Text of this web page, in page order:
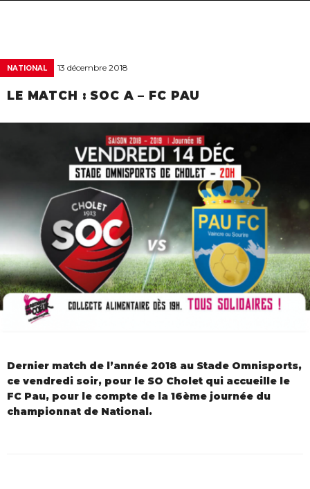
NATIONAL 13 décembre 2018
LE MATCH : SOC A – FC PAU
Dernier match de l’année 2018 au Stade Omnisports,
ce vendredi soir, pour le SO Cholet qui accueille le
FC Pau, pour le compte de la 16ème journée du
championnat de National.